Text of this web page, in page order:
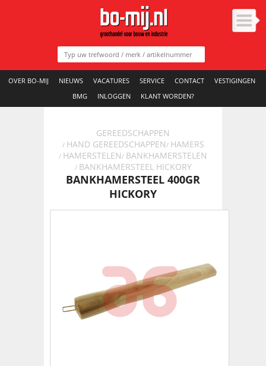
OVER BO-MIJ NIEUWS VACATURES SERVICE CONTACT
VESTIGINGEN
BMG
INLOGGEN KLANT WORDEN?
GEREEDSCHAPPEN
/ HAND GEREEDSCHAPPEN/ HAMERS
/ HAMERSTELEN/ BANKHAMERSTELEN
/ BANKHAMERSTEEL HICKORY
BANKHAMERSTEEL 400GR
HICKORY